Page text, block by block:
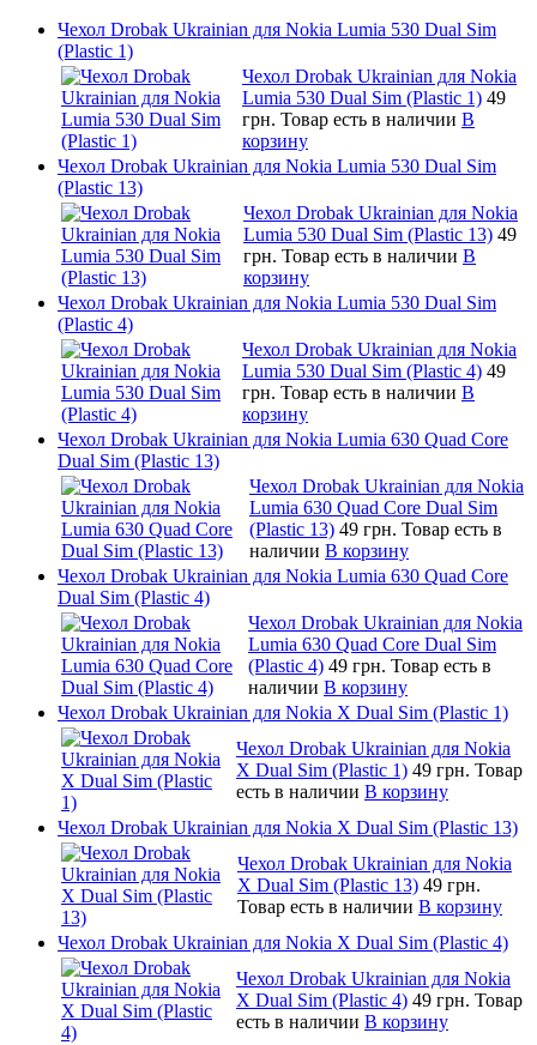
Чехол Drobak Ukrainian для Nokia Lumia 530 Dual Sim
(Plastic 1)
Чехол Drobak Ukrainian для Nokia
Lumia 530 Dual Sim (Plastic 1) 49
грн. Товар есть в наличии В
корзину
Чехол Drobak Ukrainian для Nokia Lumia 530 Dual Sim
(Plastic 13)
Чехол Drobak Ukrainian для Nokia
Lumia 530 Dual Sim (Plastic 13) 49
грн. Товар есть в наличии В
корзину
Чехол Drobak Ukrainian для Nokia Lumia 530 Dual Sim
(Plastic 4)
Чехол Drobak Ukrainian для Nokia
Lumia 530 Dual Sim (Plastic 4) 49
грн. Товар есть в наличии В
корзину
Чехол Drobak Ukrainian для Nokia Lumia 630 Quad Core
Dual Sim (Plastic 13)
Чехол Drobak Ukrainian для Nokia
Lumia 630 Quad Core Dual Sim
(Plastic 13) 49 грн. Товар есть в
наличии В корзину
Чехол Drobak Ukrainian для Nokia Lumia 630 Quad Core
Dual Sim (Plastic 4)
Чехол Drobak Ukrainian для Nokia
Lumia 630 Quad Core Dual Sim
(Plastic 4) 49 грн. Товар есть в
наличии В корзину
Чехол Drobak Ukrainian для Nokia X Dual Sim (Plastic 1)
Чехол Drobak Ukrainian для Nokia
X Dual Sim (Plastic 1) 49 грн. Товар
есть в наличии В корзину
Чехол Drobak Ukrainian для Nokia X Dual Sim (Plastic 13)
Чехол Drobak Ukrainian для Nokia
X Dual Sim (Plastic 13) 49 грн.
Товар есть в наличии В корзину
Чехол Drobak Ukrainian для Nokia X Dual Sim (Plastic 4)
Чехол Drobak Ukrainian для Nokia
X Dual Sim (Plastic 4) 49 грн. Товар
есть в наличии В корзину